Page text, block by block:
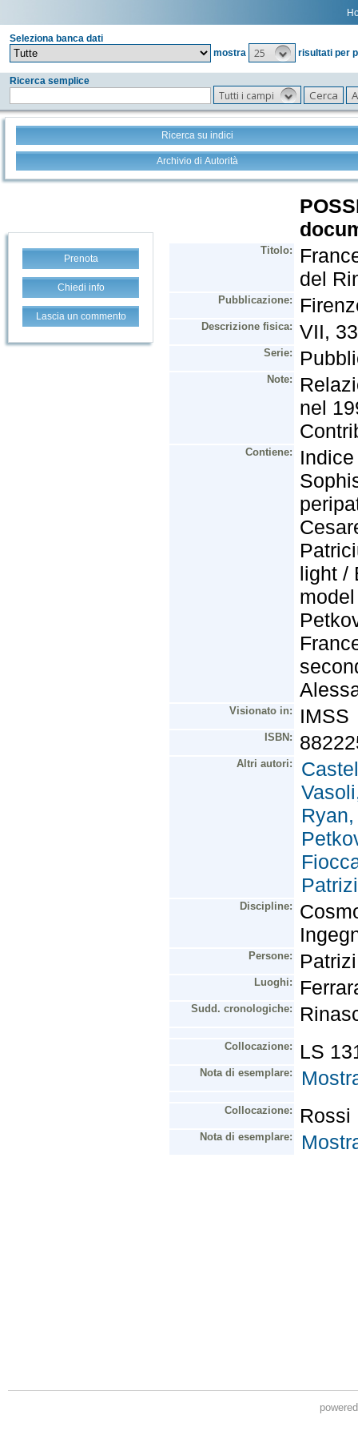
Seleziona banca dati
mostra
25 risultati per
Ricerca semplice
Tutti i campi
Ricerca su indici
Archivio di Autorità
Prenota
Chiedi info
Lascia un commento